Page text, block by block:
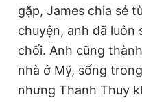
gặp, James chia sẻ
chuyện, anh đã luôn
chối. Anh cũng
nhà ở Mỹ, sống
nhưng Thanh Thuy